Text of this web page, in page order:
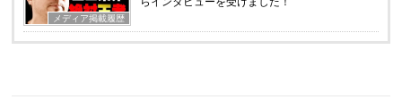
メディア掲載履歴